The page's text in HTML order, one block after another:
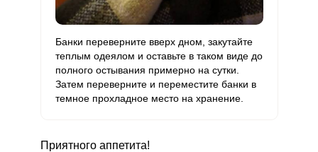
Банки переверните вверх дном, закутайте
теплым одеялом и оставьте в таком виде до
полного остывания примерно на сутки.
Затем переверните и переместите банки в
темное прохладное место на хранение.
Приятного аппетита!